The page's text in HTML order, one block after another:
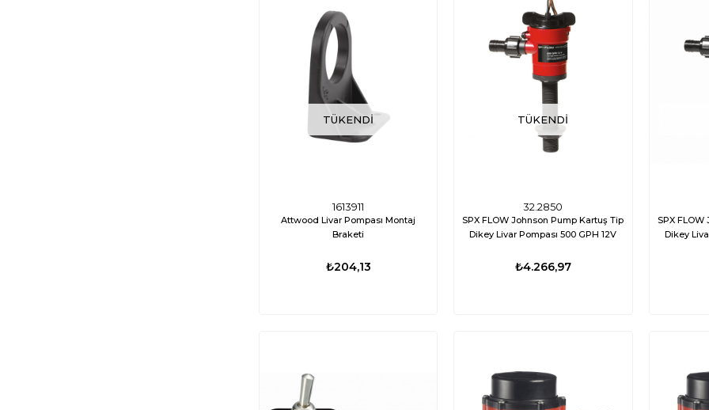
TÜKENDI
1613911
Attwood Livar Pompası Montaj
Braketi
₺204,13
TÜKENDI
32.2850
SPX FLOW Johnson Pump Kartuş Tip
Dikey Livar Pompası 500 GPH 12V
₺4.266,97
SPX
Dikey